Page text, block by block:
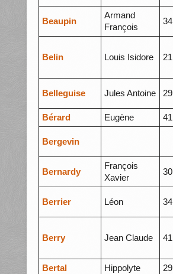
Beaupin
Armand
François
34
Belin Louis Isidore 21
Belleguise Jules Antoine 29
Bérard Eugène 41
Bergevin
Bernardy
François
Xavier
30
Berrier Léon 34
Berry Jean Claude 41
Bertal Hippolyte 29